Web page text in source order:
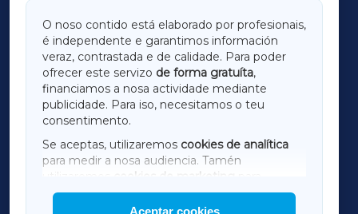
O noso contido está elaborado por profesionais,
é independente e garantimos información
veraz, contrastada e de calidade. Para poder
ofrecer este servizo de forma gratuíta,
financiamos a nosa actividade mediante
publicidade. Para iso, necesitamos o teu
consentimento.
Se aceptas, utilizaremos cookies de analítica
para medir a nosa audiencia. Tamén
utilizaremos
cookies de marketing
mostrar publicidade de terceiros.
LUGOXA
TERRACHAXA
AMARIÑAXA